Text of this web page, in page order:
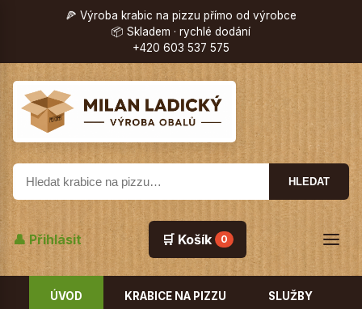
🍕 Výroba krabic na pizzu přímo od výrobce
📦 Skladem · rychlé dodání
+420 603 537 575
HLEDAT
👤 Přihlásit 🛒 Košík 0
ÚVOD KRABICE NA PIZZU SLUŽBY